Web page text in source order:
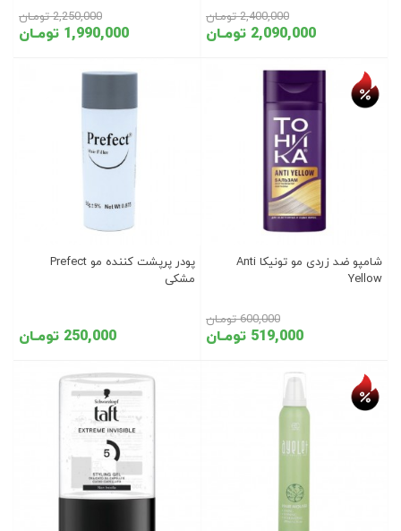
2,090,000 تومـان
2,400,000 تومـان
1,990,000 تومـان
2,250,000 تومـان
شامپو ضد زردی مو تونیکا Anti
Yellow
519,000 تومـان
600,000 تومـان
پودر پرپشت کننده مو Prefect
مشکی
250,000 تومـان